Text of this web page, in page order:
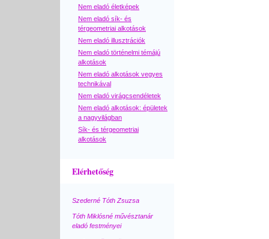
Nem eladó életképek
Nem eladó sík- és
térgeometriai alkotások
Nem eladó illusztrációk
Nem eladó történelmi témájú
alkotások
Nem eladó alkotások vegyes
technikával
Nem eladó virágcsendéletek
Nem eladó alkotások: épületek
a nagyvilágban
Sík- és térgeometriai
alkotások
Elérhetőség
Szederné Tóth Zsuzsa
Tóth Miklósné művésztanár
eladó festményei